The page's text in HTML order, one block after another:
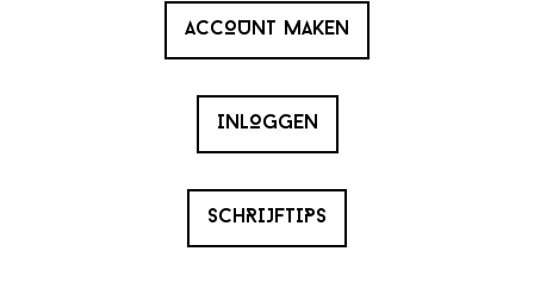
ACCOUNT MAKEN
INLOGGEN
SCHRIJFTIPS